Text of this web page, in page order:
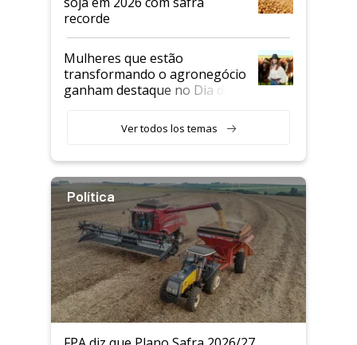
recorde
Mulheres que estão
transformando o agronegócio
ganham destaque no Dia do
Ver todos los temas
Política